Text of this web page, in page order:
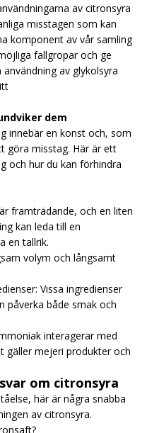
av citronsyra
misstagen som kan
komponent av vår samling
fallgropar och ge
av glykolsyra
dem
innebär en konst och, som
göra misstag. Här är ett
och hur du kan förhindra
framträdande, och en liten
kan leda till en
en tallrik.
volym och långsamt
Vissa ingredienser
påverka både smak och
interagerar med
gäller mejeri produkter och
om citronsyra
här är några snabba
av citronsyra.